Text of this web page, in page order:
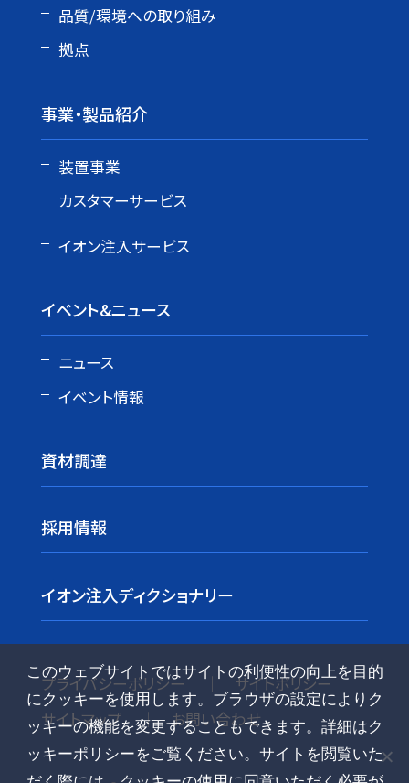
品質/環境への取り組み
拠点
事業・製品紹介
装置事業
カスタマーサービス
イオン注入サービス
イベント&ニュース
ニュース
イベント情報
資材調達
採用情報
イオン注入ディクショナリー
プライバシーポリシー
サイトポリシー
サイトマップ
お問い合わせ
このウェブサイトではサイトの利便性の向上を目的
にクッキーを使用します。ブラウザの設定によりク
ッキーの機能を変更することもできます。詳細はク
ッキーポリシーをご覧ください。サイトを閲覧いた